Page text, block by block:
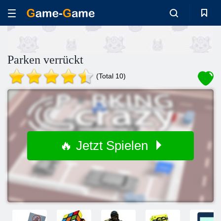
Parken verrückt
(Total 10)
🔥 Jetzt Spielen